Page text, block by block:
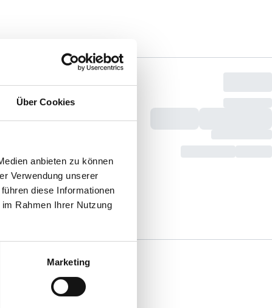
Über Cookies
anbieten zu können
Verwendung unserer
diese Informationen
Rahmen Ihrer Nutzung
Marketing